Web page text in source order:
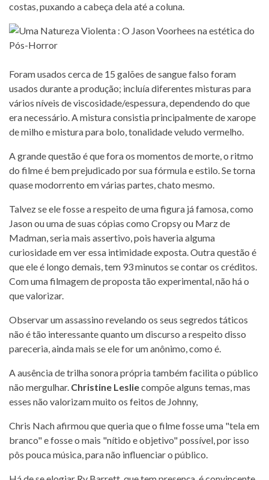
costas, puxando a cabeça dela até a coluna.
Foram usados cerca de 15 galões de sangue falso foram
usados ​​durante a produção; incluía diferentes misturas para
vários níveis de viscosidade/espessura, dependendo do que
era necessário. A mistura consistia principalmente de xarope
de milho e mistura para bolo, tonalidade veludo vermelho.
A grande questão é que fora os momentos de morte, o ritmo
do filme é bem prejudicado por sua fórmula e estilo. Se torna
quase modorrento em várias partes, chato mesmo.
Talvez se ele fosse a respeito de uma figura já famosa, como
Jason ou uma de suas cópias como Cropsy ou Marz de
Madman, seria mais assertivo, pois haveria alguma
curiosidade em ver essa intimidade exposta. Outra questão é
que ele é longo demais, tem 93 minutos se contar os créditos.
Com uma filmagem de proposta tão experimental, não há o
que valorizar.
Observar um assassino revelando os seus segredos táticos
não é tão interessante quanto um discurso a respeito disso
pareceria, ainda mais se ele for um anônimo, como é.
A ausência de trilha sonora própria também facilita o público
não mergulhar. Christine Lesliecompõe alguns temas, mas
esses não valorizam muito os feitos de Johnny,
Chris Nach afirmou que queria que o filme fosse uma "tela em
branco" e fosse o mais "nítido e objetivo" possível, por isso
pôs pouca música, para não influenciar o público.